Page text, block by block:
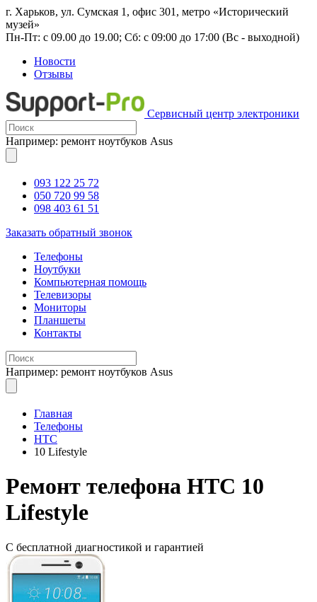
г. Харьков, ул. Сумская 1, офис 301, метро «Исторический
музей»
Пн-Пт: с 09.00 до 19.00; Сб: с 09:00 до 17:00 (Вс - выходной)
Новости
Отзывы
Сервисный центр электроники
Например: ремонт ноутбуков Asus
093 122 25 72
050 720 99 58
098 403 61 51
Заказать обратный звонок
Телефоны
Ноутбуки
Компьютерная помощь
Телевизоры
Мониторы
Планшеты
Контакты
Например: ремонт ноутбуков Asus
Главная
Телефоны
HTC
10 Lifestyle
Ремонт телефона HTC 10
Lifestyle
С бесплатной диагностикой и гарантией